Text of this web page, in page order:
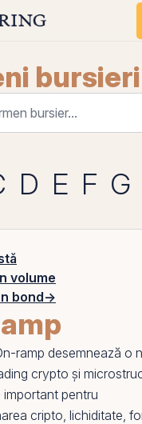
bursieri
D E F G
volume
bond→
ramp desemnează o
crypto și
important pentru
cripto, lichiditate,